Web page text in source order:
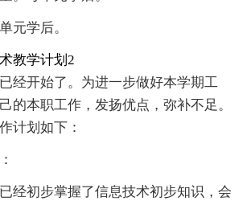
元学后。
教学计划2
经开始了。为进一步做好本学期工
的本职工作，发扬优点，弥补不足。
计划如下：
经初步掌握了信息技术初步知识，会